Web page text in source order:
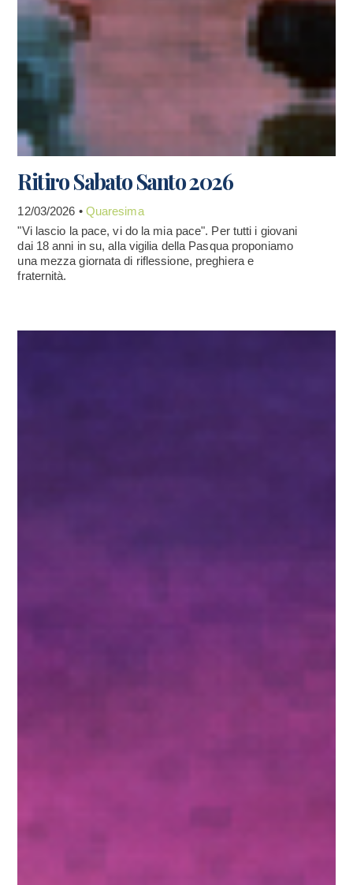
Ritiro Sabato Santo 2026
12/03/2026 • Quaresima
"Vi lascio la pace, vi do la mia pace". Per tutti i giovani
dai 18 anni in su, alla vigilia della Pasqua proponiamo
una mezza giornata di riflessione, preghiera e
fraternità.